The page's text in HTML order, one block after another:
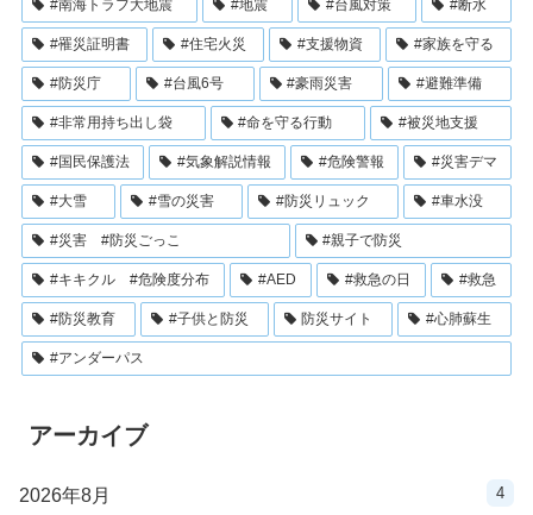
#南海トラフ大地震 #地震 #台風対策 #断水
#罹災証明書 #住宅火災 #支援物資 #家族を守る
#防災庁 #台風6号 #豪雨災害 #避難準備
#非常用持ち出し袋 #命を守る行動 #被災地支援
#国民保護法 #気象解説情報 #危険警報 #災害デマ
#大雪 #雪の災害 #防災リュック #車水没
#災害 #防災ごっこ #親子で防災
#キキクル #危険度分布 #AED #救急の日 #救急
#防災教育 #子供と防災 防災サイト #心肺蘇生
#アンダーパス
アーカイブ
2026年8月 4